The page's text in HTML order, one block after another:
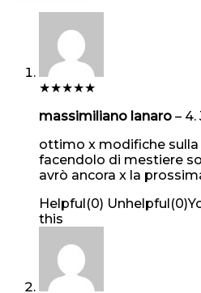
★★★★★
massimiliano lanaro – 4.
ottimo x modifiche
facendolo di mestiere
avrò ancora x la
Helpful(0) Unhelpful(0)
this